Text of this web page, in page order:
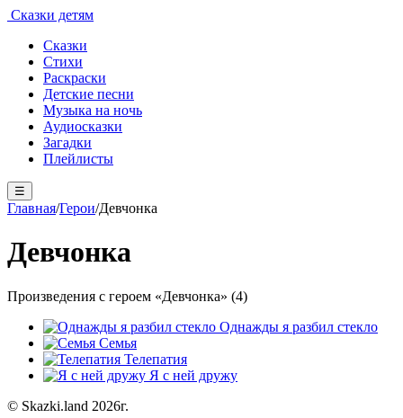
Сказки детям
Сказки
Стихи
Раскраски
Детские песни
Музыка на ночь
Аудиосказки
Загадки
Плейлисты
☰
Главная/Герои/Девчонка
Девчонка
Произведения с героем «Девчонка» (4)
Однажды я разбил стекло
Семья
Телепатия
Я с ней дружу
© Skazki.land 2026г.